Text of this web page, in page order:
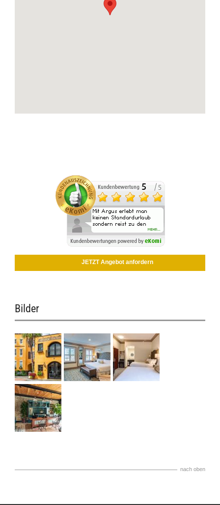
JETZT Angebot anfordern
Bilder
nach oben